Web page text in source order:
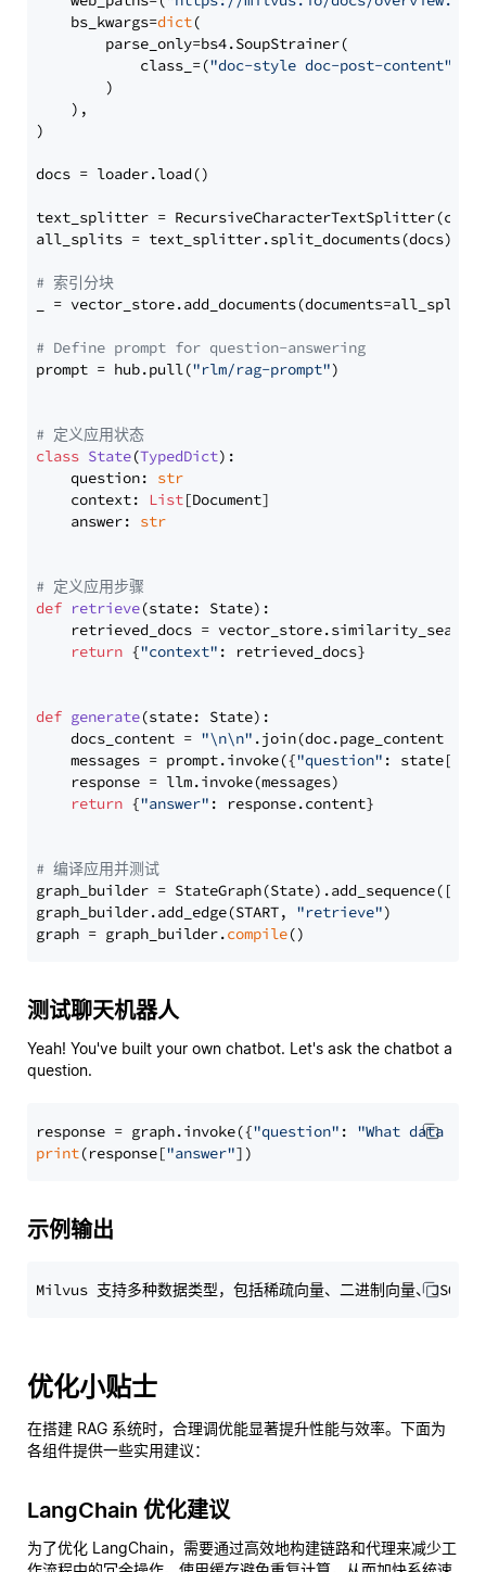
    bs_kwargs=
dict(
        parse_only=bs4.SoupStrainer(
            class_=(
"doc-style doc-post-content"
        )
    ),
)
docs = loader.load()
text_splitter =
all_splits = text_splitter.split_documents(docs)
# 索引分块
_ = vector_store.add_documents(documents=all_splits)
# Define prompt for question-answering
prompt = hub.pull("rlm/rag-prompt")
# 定义应用状态
class State(TypedDict):
    question:
str
    context:
List[Document]
    answer:
str
# 定义应用步骤
def retrieve(state: State):
retrieved_docs =
return {"context" : retrieved_docs}
def generate(state: State):
    docs_content =
"\n\n" .join(doc.page_content
    messages = prompt.invoke({
"question" : state[
    response = llm.invoke(messages)
return {"answer" : response.content}
# 编译应用并测试
graph_builder =
graph_builder.add_edge(START, "retrieve")
graph = graph_builder.compile
测试聊天机器人
Yeah! You've built your own chatbot. Let's ask the chatbot a
question.
response = graph.invoke({"question" : "What data
print(response["answer"
示例输出
优化小贴士
在搭建 RAG 系统时，合理调优能显著提升性能与效率。下面为
各组件提供一些实用建议：
LangChain 优化建议
为了优化 LangChain，需要通过高效地构建链路和代理来减少工